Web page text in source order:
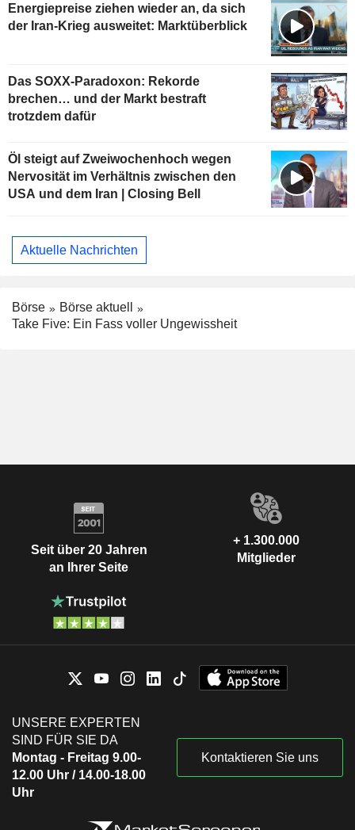
Energiepreise ziehen wieder an, da sich
der Iran-Krieg ausweitet: Marktüberblick
Das SOXX-Paradoxon: Rekorde
brechen… und der Markt bestraft
trotzdem dafür
Öl steigt auf Zweiwochenhoch wegen
Nervosität im Verhältnis zwischen den
USA und dem Iran | Closing Bell
Aktuelle Nachrichten
Börse
Börse aktuell
Take Five: Ein Fass voller Ungewissheit
Seit über 20 Jahren
an Ihrer Seite
+ 1.300.000
Mitglieder
UNSERE EXPERTEN
SIND FÜR SIE DA
Montag - Freitag 9.00-
12.00 Uhr / 14.00-18.00
Uhr
Kontaktieren Sie uns